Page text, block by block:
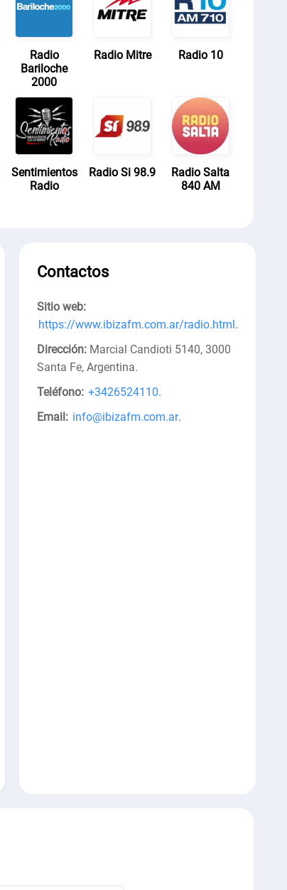
Radio
Bariloche
2000
Radio Mitre Radio 10
Sentimientos
Radio
Radio Si 98.9
Radio Salta
840 AM
Contactos
Sitio web:
https://www.ibizafm.com.ar/radio.html.
Dirección: Marcial Candioti 5140, 3000
Santa Fe, Argentina.
Teléfono: +3426524110.
Email: info@ibizafm.com.ar.